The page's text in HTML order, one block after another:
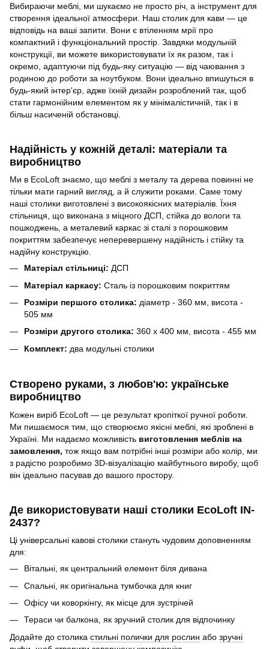
Вибираючи меблі, ми шукаємо не просто річ, а інструмент для
створення ідеальної атмосфери. Наш столик для кави — це
відповідь на ваші запити. Вони є втіленням мрії про
компактний і функціональний простір. Завдяки модульній
конструкції, ви можете використовувати їх як разом, так і
окремо, адаптуючи під будь-яку ситуацію — від чаювання з
родиною до роботи за ноутбуком. Вони ідеально впишуться в
будь-який інтер'єр, адже їхній дизайн розроблений так, щоб
стати гармонійним елементом як у мінімалістичній, так і в
більш насиченій обстановці.
Надійність у кожній деталі: матеріали та
виробництво
Ми в EcoLoft знаємо, що меблі з металу та дерева повинні не
тільки мати гарний вигляд, а й служити роками. Саме тому
наші столики виготовлені з високоякісних матеріалів. Їхня
стільниця, що виконана з міцного ДСП, стійка до вологи та
пошкоджень, а металевий каркас зі сталі з порошковим
покриттям забезпечує неперевершену надійність і стійку та
надійну конструкцію.
Матеріал стільниці: ДСП
Матеріал каркасу: Сталь із порошковим покриттям
Розміри першого столика: діаметр - 360 мм, висота -
505 мм
Розміри другого столика: 360 х 400 мм, висота - 455 мм
Комплект: два модульні столики
Створено руками, з любов'ю: українське
виробництво
Кожен виріб EcoLoft — це результат кропіткої ручної роботи.
Ми пишаємося тим, що створюємо якісні меблі, які зроблені в
Україні. Ми надаємо можливість виготовлення меблів на
замовлення, тож якщо вам потрібні інші розміри або колір, ми
з радістю розробимо 3D-візуалізацію майбутнього виробу, щоб
він ідеально пасував до вашого простору.
Де використовувати наші столики EcoLoft IN-
2437?
Ці універсальні кавові столики стануть чудовим доповненням
для:
Вітальні, як центральний елемент біля дивана
Спальні, як оригінальна тумбочка для книг
Офісу чи коворкінгу, як місце для зустрічей
Тераси чи балкона, як зручний столик для відпочинку
Додайте до столика стильні полички для рослин або зручні